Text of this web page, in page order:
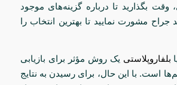
وقت بگذارید تا درباره گزینه‌های موجود
جراح مشورت نمایید تا بهترین انتخاب را
بلفاروپلاستی یک روش مؤثر برای بازیابی
است. با این حال، برای رسیدن به نتایج